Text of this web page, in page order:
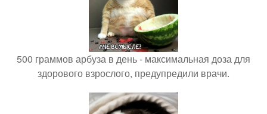
500 граммов арбуза в день - максимальная доза для
здорового взрослого, предупредили врачи.